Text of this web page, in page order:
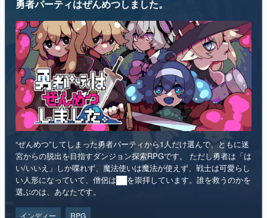
電ファミニコゲーマーとは？
運営：株式会社マレ
“ぜんめつ”してしまった勇者パーティから1人だけ選んで、ともに迷
宮からの脱出を目指すダンジョン探索RPGです。 ただし勇者は「は
い/いいえ」しか喋れず、魔法使いは魔法が使えず、戦士は可愛らし
い人形になっていて、僧侶は██を崇拝しています。誰を救うのかを
選ぶのは、あなたです。
インディー RPG
リリース日：2026年第4四半期